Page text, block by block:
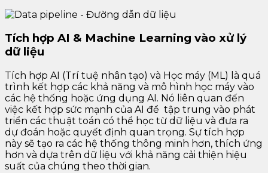
Tích hợp AI & Machine Learning vào xử lý
dữ liệu
Tích hợp AI (Trí tuệ nhân tạo) và Học máy (ML) là quá
trình kết hợp các khả năng và mô hình học máy vào
các hệ thống hoặc ứng dụng AI. Nó liên quan đến
việc kết hợp sức mạnh của AI để tập trung vào phát
triển các thuật toán có thể học từ dữ liệu và đưa ra
dự đoán hoặc quyết định quan trọng. Sự tích hợp
này sẽ tạo ra các hệ thống thông minh hơn, thích ứng
hơn và dựa trên dữ liệu với khả năng cải thiện hiệu
suất của chúng theo thời gian.